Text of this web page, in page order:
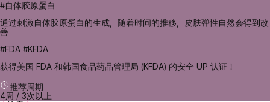
#自体胶原蛋白
通过刺激自体胶原蛋白的生成，随着时间的推移，皮肤弹性自然会得到改
善
#FDA #KFDA
获得美国 FDA 和韩国食品药品管理局 (KFDA) 的安全 UP 认证！
推荐周期
4周 / 3次以上